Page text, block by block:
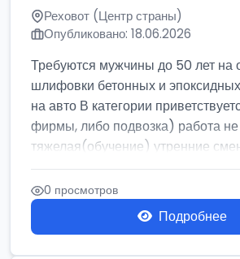
Реховот (Центр страны)
Опубликовано: 18.06.2026
Требуются мужчины до 50 лет на
шлифовки бетонных и
на авто В категории
фирмы, либо подвозка) работа не
тяжелая(обучение) утренние
0 просмотров
Подробнее